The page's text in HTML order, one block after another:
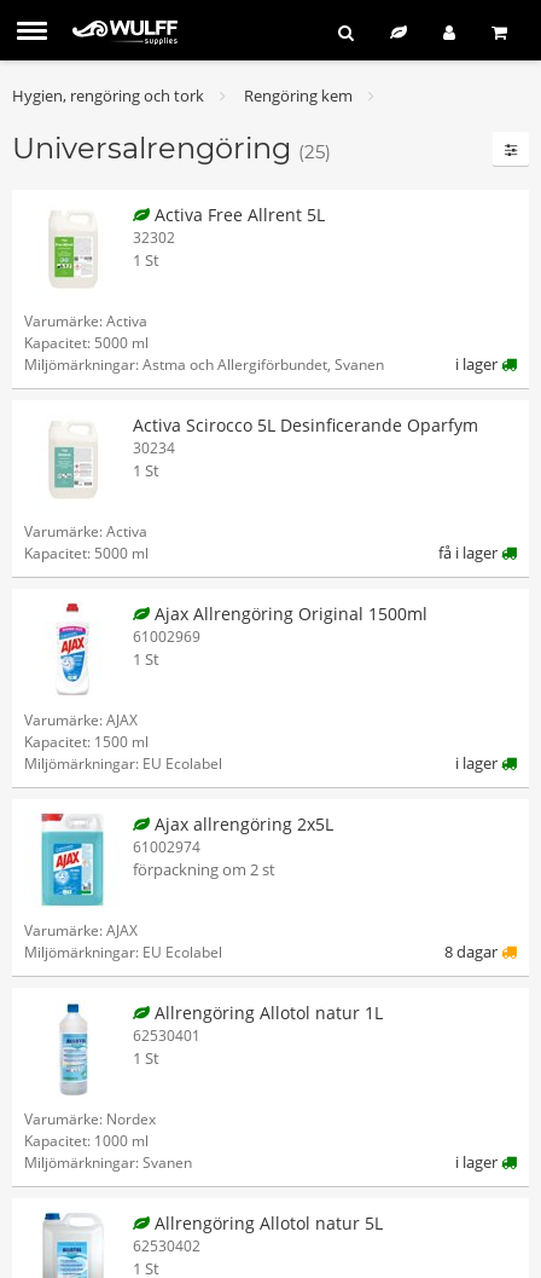
Hygien, rengöring och tork Rengöring kem
Universalrengöring (25)
Activa Free Allrent 5L
32302
1 St
Varumärke: Activa
Kapacitet: 5000 ml
Miljömärkningar: Astma och Allergiförbundet, Svanen
i lager
Activa Scirocco 5L Desinficerande Oparfym
30234
1 St
Varumärke: Activa
Kapacitet: 5000 ml
få i lager
Ajax Allrengöring Original 1500ml
61002969
1 St
Varumärke: AJAX
Kapacitet: 1500 ml
Miljömärkningar: EU Ecolabel
i lager
Ajax allrengöring 2x5L
61002974
förpackning om 2 st
Varumärke: AJAX
Miljömärkningar: EU Ecolabel
8 dagar
Allrengöring Allotol natur 1L
62530401
1 St
Varumärke: Nordex
Kapacitet: 1000 ml
Miljömärkningar: Svanen
i lager
Allrengöring Allotol natur 5L
62530402
1 St